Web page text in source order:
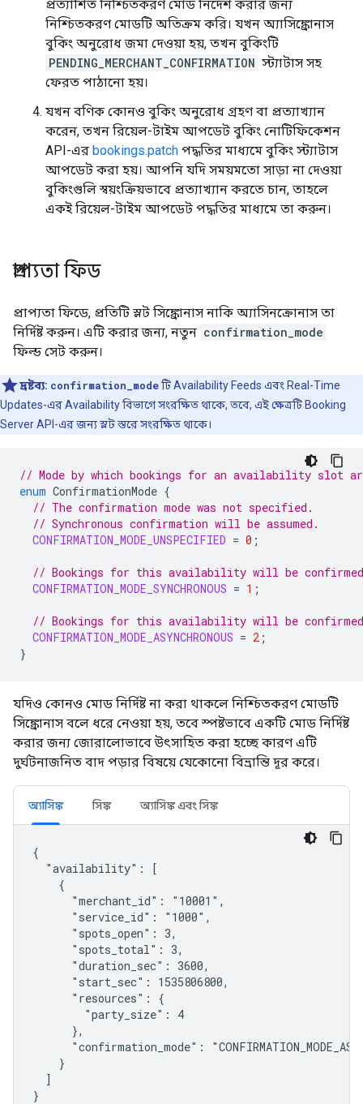
প্রত্যাশিত নিশ্চিতকরণ মোড নির্দেশ করার জন্য
নিশ্চিতকরণ মোডটি অতিক্রম করি। যখন অ্যাসিঙ্ক্রোনাস
বুকিং অনুরোধ জমা দেওয়া হয়, তখন বুকিংটি
PENDING_MERCHANT_CONFIRMATION স্ট্যাটাস সহ
ফেরত পাঠানো হয়।
যখন বণিক কোনও বুকিং অনুরোধ গ্রহণ বা প্রত্যাখ্যান
করেন, তখন রিয়েল-টাইম আপডেট বুকিং নোটিফিকেশন
API-এর bookings.patch পদ্ধতির মাধ্যমে বুকিং স্ট্যাটাস
আপডেট করা হয়। আপনি যদি সময়মতো সাড়া না দেওয়া
বুকিংগুলি স্বয়ংক্রিয়ভাবে প্রত্যাখ্যান করতে চান, তাহলে
একই রিয়েল-টাইম আপডেট পদ্ধতির মাধ্যমে তা করুন।
প্রাপ্যতা ফিড
প্রাপ্যতা ফিডে, প্রতিটি স্লট সিঙ্ক্রোনাস নাকি অ্যাসিনক্রোনাস তা
নির্দিষ্ট করুন। এটি করার জন্য, নতুন confirmation_mode
ফিল্ড সেট করুন।
দ্রষ্টব্য: confirmation_modeটি Availability Feeds এবং Real-Time
Updates-এর Availability বিভাগে সংরক্ষিত থাকে, তবে, এই ক্ষেত্রটি Booking
Server API-এর জন্য স্লট স্তরে সংরক্ষিত থাকে।
// Mode by which bookings for an availability slot
enum ConfirmationMode {
// The confirmation mode was not specified.
// Synchronous confirmation will be assumed.
CONFIRMATION_MODE_UNSPECIFIED = 0 ;
// Bookings for this availability will be confirmed
CONFIRMATION_MODE_SYNCHRONOUS = 1 ;
// Bookings for this availability will be confirmed
CONFIRMATION_MODE_ASYNCHRONOUS = 2 ;
}
যদিও কোনও মোড নির্দিষ্ট না করা থাকলে নিশ্চিতকরণ মোডটি
সিঙ্ক্রোনাস বলে ধরে নেওয়া হয়, তবে স্পষ্টভাবে একটি মোড নির্দিষ্ট
করার জন্য জোরালোভাবে উৎসাহিত করা হচ্ছে কারণ এটি
দুর্ঘটনাজনিত বাদ পড়ার বিষয়ে যেকোনো বিভ্রান্তি দূর করে।
অ্যাসিঙ্ক সিঙ্ক অ্যাসিঙ্ক এবং সিঙ্ক
{
  "availability": [
    {
      "merchant_id": "10001",
      "service_id": "1000",
      "spots_open": 3,
      "spots_total": 3,
      "duration_sec": 3600,
      "start_sec": 1535806800,
      "resources": {
        "party_size": 4
      },
"confirmation_mode":
    }
  ]
}